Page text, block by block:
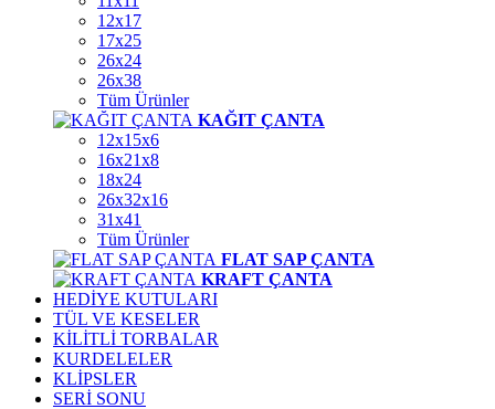
12x17
17x25
26x24
26x38
Tüm Ürünler
KAĞIT ÇANTA
12x15x6
16x21x8
18x24
26x32x16
31x41
Tüm Ürünler
FLAT SAP ÇANTA
KRAFT ÇANTA
HEDİYE KUTULARI
TÜL VE KESELER
KİLİTLİ TORBALAR
KURDELELER
KLİPSLER
SERİ SONU